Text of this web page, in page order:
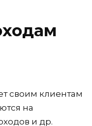
своим клиентам
на
и др.